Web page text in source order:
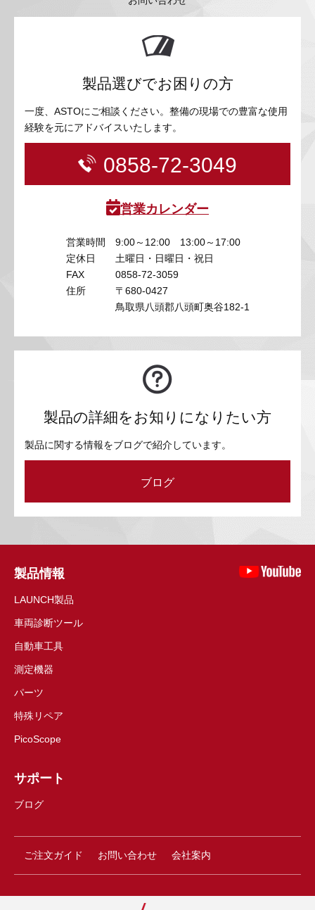
製品選びでお困りの方
一度、ASTOにご相談ください。整備の現場での豊富な使用
経験を元にアドバイスいたします。
0858-72-3049
営業カレンダー
営業時間
9:00～12:00 13:00～17:00
定休日
土曜日・日曜日・祝日
FAX
0858-72-3059
住所
〒680-0427
鳥取県八頭郡八頭町奥谷182-1
製品の詳細をお知りになりたい方
製品に関する情報をブログで紹介しています。
ブログ
製品情報
LAUNCH製品
車両診断ツール
自動車工具
測定機器
パーツ
特殊リペア
PicoScope
サポート
ブログ
ご注文ガイド お問い合わせ 会社案内